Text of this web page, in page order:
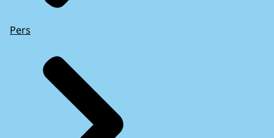
Pers